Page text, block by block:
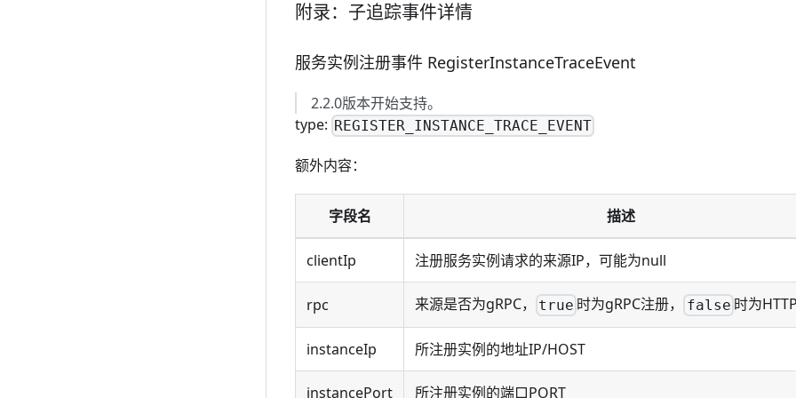
附录：子追踪事件详情
服务实例注册事件 RegisterInstanceTraceEvent
2.2.0版本开始支持。
type: REGISTER_INSTANCE_TRACE_EVENT
额外内容：
字段名 描述
clientIp 注册服务实例请求的来源IP，可能为null
rpc 来源是否为gRPC， true 时为gRPC注册， false 时为
instanceIp 所注册实例的地址IP/HOST
instancePort 所注册实例的端口PORT